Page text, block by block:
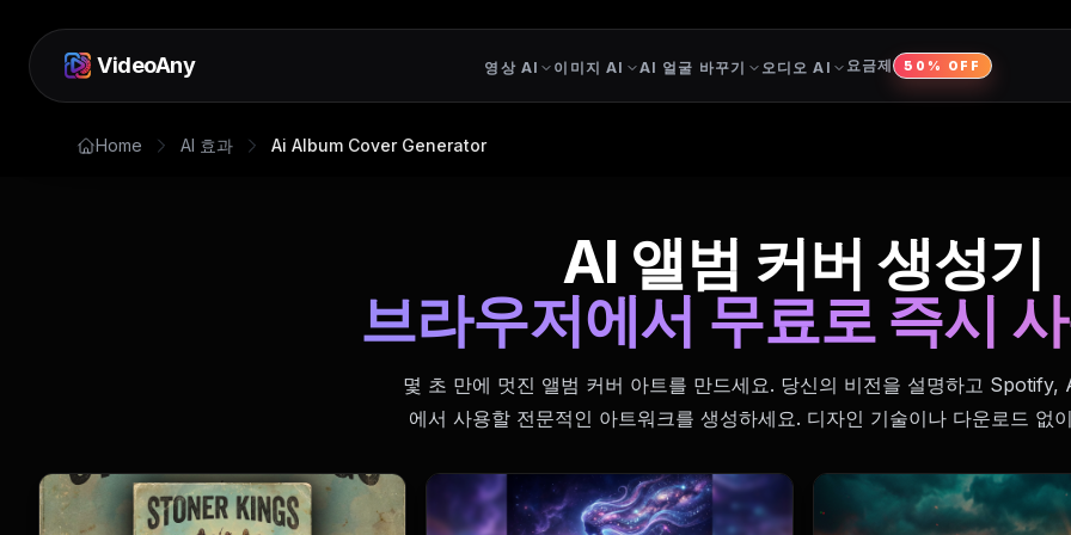
VideoAny 영상 AI 이미지 AI AI 얼굴 바꾸기 오디오 AI 요금제 50% OFF
Home AI 효과 Ai Album Cover Generator
AI 앨범 커버 생성기
브라우저에서 무료로 즉시
몇 초 만에 멋진 앨범 커버 아트를 만드세요. 당신의 비전을 설명하고
에서 사용할 전문적인 아트워크를 생성하세요. 디자인 기술이나 다운로드 없